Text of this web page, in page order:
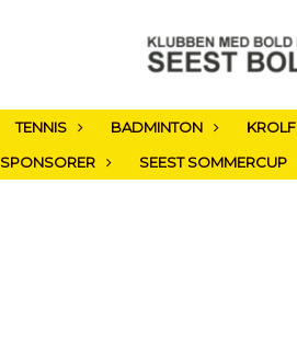
TENNIS BADMINTON KROLF
SPONSORER SEEST SOMMERCUP